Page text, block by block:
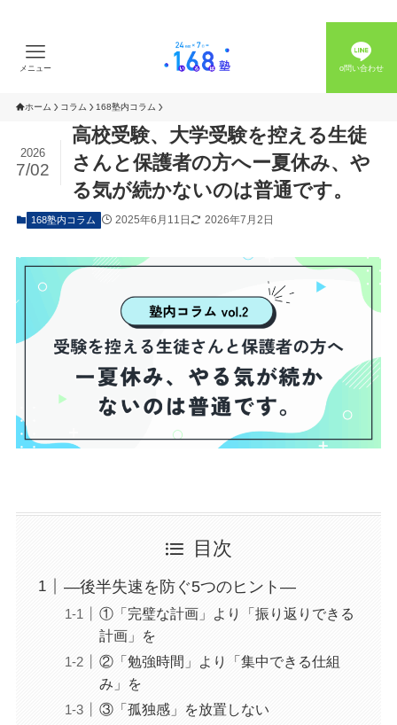
o問い合わせ
メニュー
ホーム コラム 168塾内コラム
高校受験、大学受験を控える生徒
さんと保護者の方へー夏休み、や
る気が続かないのは普通です。
2026
7/02
168塾内コラム 2025年6月11日 2026年7月2日
目次
―後半失速を防ぐ5つのヒント―
①「完璧な計画」より「振り返りできる
計画」を
②「勉強時間」より「集中できる仕組
み」を
③「孤独感」を放置しない